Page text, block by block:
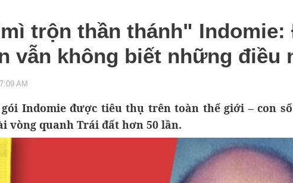
trộn thần thánh"
vẫn không biết những điều
AM
Indomie được tiêu thụ trên toàn thế giới – con
vòng quanh Trái đất hơn 50 lần.